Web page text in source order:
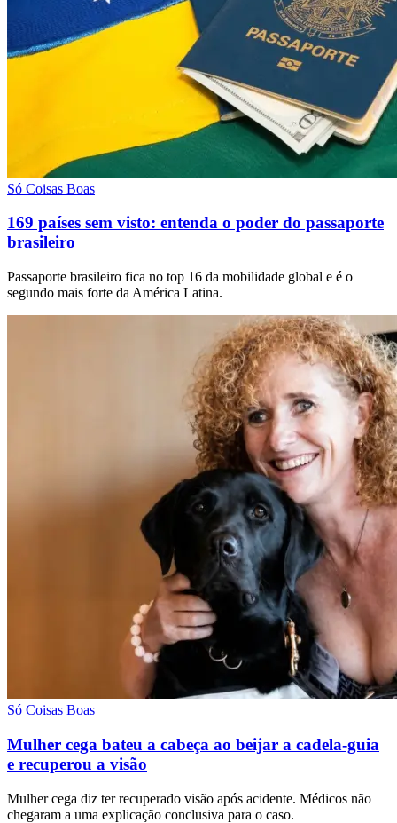
Só Coisas Boas
169 países sem visto: entenda o poder do passaporte
brasileiro
Passaporte brasileiro fica no top 16 da mobilidade global e é o
segundo mais forte da América Latina.
Só Coisas Boas
Mulher cega bateu a cabeça ao beijar a cadela-guia
e recuperou a visão
Mulher cega diz ter recuperado visão após acidente. Médicos não
chegaram a uma explicação conclusiva para o caso.